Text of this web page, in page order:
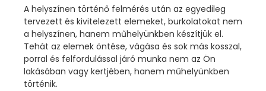
A helyszínen történő felmérés után az egyedileg
tervezett és kivitelezett elemeket, burkolatokat nem
a helyszínen, hanem műhelyünkben készítjük el.
Tehát az elemek öntése, vágása és sok más kosszal,
porral és felfordulással járó munka nem az Ön
lakásában vagy kertjében, hanem műhelyünkben
történik.